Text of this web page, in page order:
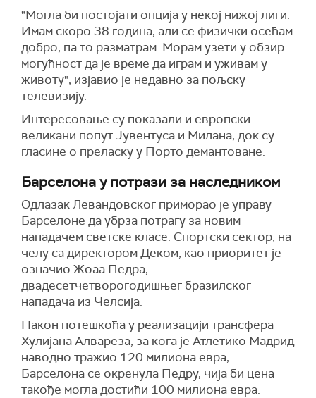
"Могла би постојати опција у некој нижој лиги.
Имам скоро 38 година, али се физички осећам
добро, па то разматрам. Морам узети у обзир
могућност да је време да играм и уживам у
животу", изјавио је недавно за пољску
телевизију.
Интересовање су показали и европски
великани попут Јувентуса и Милана, док су
гласине о преласку у Порто демантоване.
Барселона у потрази за наследником
Одлазак Левандовског приморао је управу
Барселоне да убрза потрагу за новим
нападачем светске класе. Спортски сектор, на
челу са директором Деком, као приоритет је
означио Жоаа Педра,
двадесетчетворогодишњег бразилског
нападача из Челсија.
Након потешкоћа у реализацији трансфера
Хулијана Алвареза, за кога је Атлетико Мадрид
наводно тражио 120 милиона евра,
Барселона се окренула Педру, чија би цена
такође могла достићи 100 милиона евра.